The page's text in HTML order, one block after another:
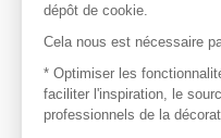
Les
dépôt de cookie.
Cela nous est nécessaire
* Optimiser les
faciliter l'inspiration, le
professionnels de la